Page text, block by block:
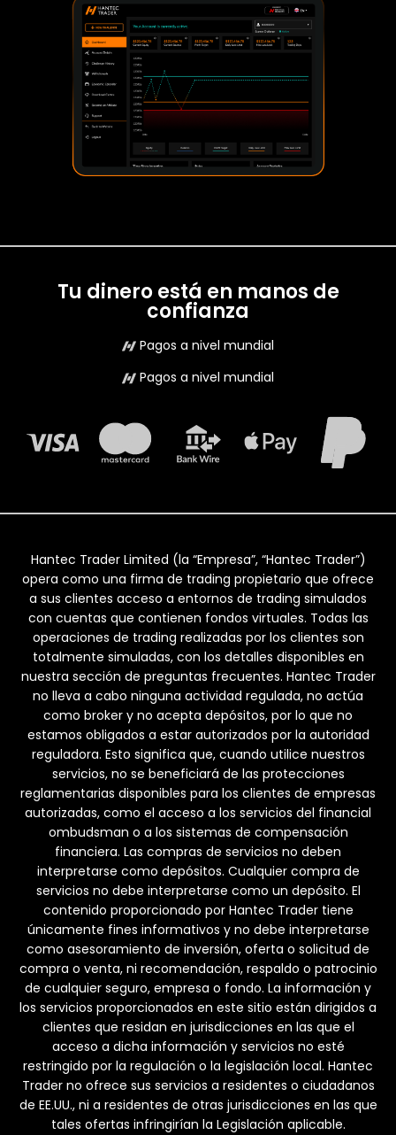
Tu dinero está en manos de
confianza
Pagos a nivel mundial
Pagos a nivel mundial
Hantec Trader Limited (la “Empresa”, “Hantec Trader”)
opera como una firma de trading propietario que ofrece
a sus clientes acceso a entornos de trading simulados
con cuentas que contienen fondos virtuales. Todas las
operaciones de trading realizadas por los clientes son
totalmente simuladas, con los detalles disponibles en
nuestra sección de preguntas frecuentes. Hantec Trader
no lleva a cabo ninguna actividad regulada, no actúa
como broker y no acepta depósitos, por lo que no
estamos obligados a estar autorizados por la autoridad
reguladora. Esto significa que, cuando utilice nuestros
servicios, no se beneficiará de las protecciones
reglamentarias disponibles para los clientes de empresas
autorizadas, como el acceso a los servicios del financial
ombudsman o a los sistemas de compensación
financiera. Las compras de servicios no deben
interpretarse como depósitos. Cualquier compra de
servicios no debe interpretarse como un depósito. El
contenido proporcionado por Hantec Trader tiene
únicamente fines informativos y no debe interpretarse
como asesoramiento de inversión, oferta o solicitud de
compra o venta, ni recomendación, respaldo o patrocinio
de cualquier seguro, empresa o fondo. La información y
los servicios proporcionados en este sitio están dirigidos a
clientes que residan en jurisdicciones en las que el
acceso a dicha información y servicios no esté
restringido por la regulación o la legislación local. Hantec
Trader no ofrece sus servicios a residentes o ciudadanos
de EE.UU., ni a residentes de otras jurisdicciones en las que
tales ofertas infringirían la Legislación aplicable.